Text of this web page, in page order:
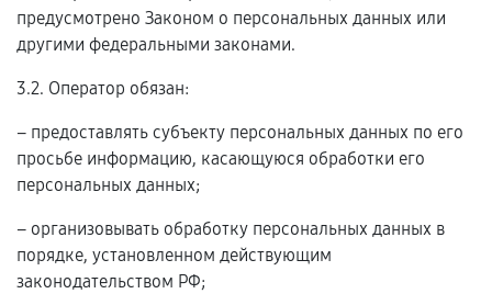
предусмотрено Законом о персональных данных или
другими федеральными законами.
3.2. Оператор обязан:
– предоставлять субъекту персональных данных по его
просьбе информацию, касающуюся обработки его
персональных данных;
– организовывать обработку персональных данных в
порядке, установленном действующим
законодательством РФ;